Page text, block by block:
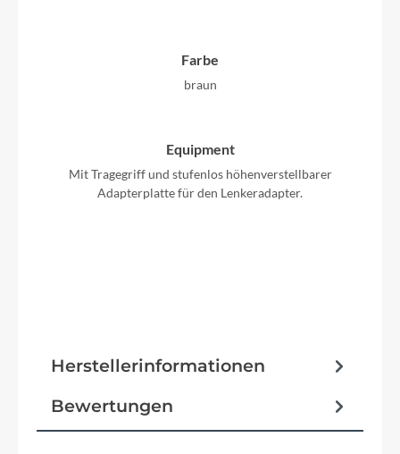
Farbe
braun
Equipment
Mit Tragegriff und stufenlos höhenverstellbarer
Adapterplatte für den Lenkeradapter.
Herstellerinformationen
Bewertungen